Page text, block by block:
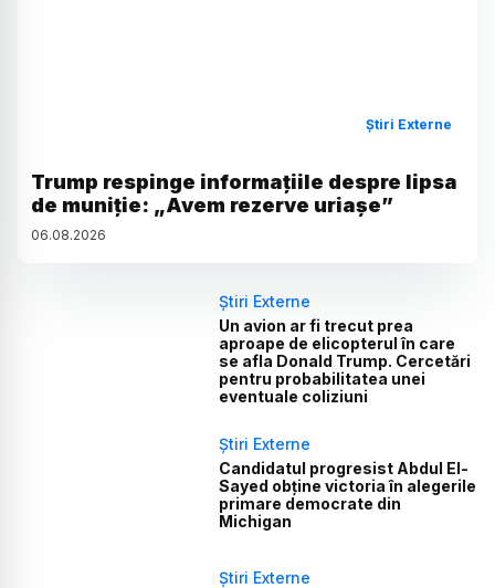
Știri Externe
Trump respinge informațiile despre lipsa
de muniție: „Avem rezerve uriașe”
06.08.2026
Știri Externe
Un avion ar fi trecut prea
aproape de elicopterul în care
se afla Donald Trump. Cercetări
pentru probabilitatea unei
eventuale coliziuni
Știri Externe
Candidatul progresist Abdul El-
Sayed obține victoria în alegerile
primare democrate din
Michigan
Știri Externe